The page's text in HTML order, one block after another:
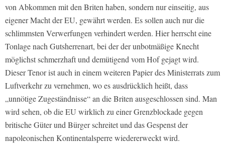
von Abkommen mit den Briten haben, sondern nur einseitig, aus
eigener Macht der EU, gewährt werden. Es sollen auch nur die
schlimmsten Verwerfungen verhindert werden. Hier herrscht eine
Tonlage nach Gutsherrenart, bei der der unbotmäßige Knecht
möglichst schmerzhaft und demütigend vom Hof gejagt wird.
Dieser Tenor ist auch in einem weiteren Papier des Ministerrats zum
Luftverkehr zu vernehmen, wo es ausdrücklich heißt, dass
„unnötige Zugeständnisse“ an die Briten ausgeschlossen sind. Man
wird sehen, ob die EU wirklich zu einer Grenzblockade gegen
britische Güter und Bürger schreitet und das Gespenst der
napoleonischen Kontinentalsperre wiedererweckt wird.